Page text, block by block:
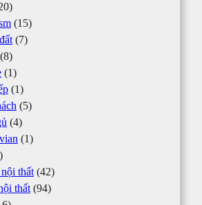
(15)
(7)
(8)
(1)
(1)
(5)
(4)
(1)
thất (42)
thất (94)